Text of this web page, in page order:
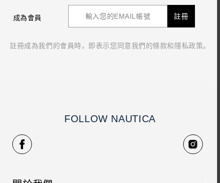
成為會員 註冊
註冊成為我們的會員時，即表示您同意我們的條款和隱私政策。
FOLLOW NAUTICA